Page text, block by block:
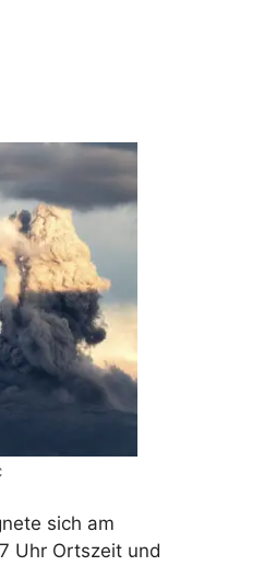
sich am
Uhr Ortszeit und